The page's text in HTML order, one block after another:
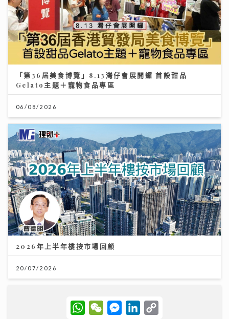
「第36屆美食博覽」8.13灣仔會展開鑼 首設甜品
Gelato主題＋寵物食品專區
06/08/2026
2026年上半年樓按市場回顧
20/07/2026
W
h
W
e
M
e
L